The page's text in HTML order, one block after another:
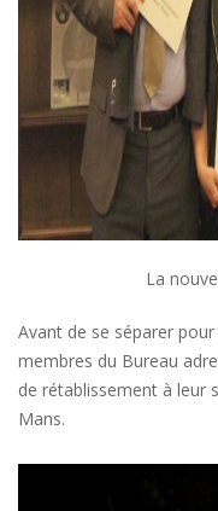
La
Avant de se séparer
membres du Bureau
de rétablissement à leur
Mans.